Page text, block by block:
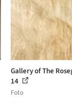
Gallery of The
14
Foto